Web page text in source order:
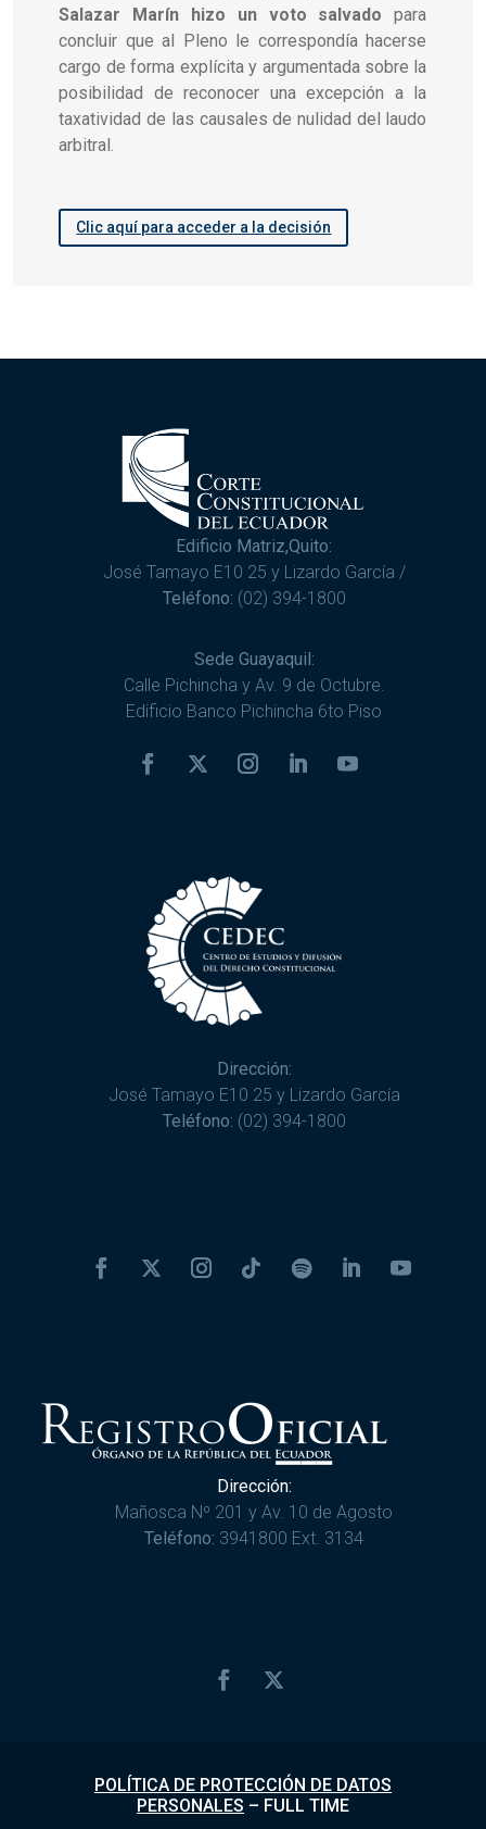
Salazar Marín hizo un voto salvado para
concluir que al Pleno le correspondía hacerse
cargo de forma explícita y argumentada sobre la
posibilidad de reconocer una excepción a la
taxatividad de las causales de nulidad del laudo
arbitral.
Clic aquí para acceder a la decisión
Edificio Matriz,Quito:
José Tamayo E10 25 y Lizardo García /
Teléfono: (02) 394-1800
Sede Guayaquil:
Calle Pichincha y Av. 9 de Octubre.
Edificio Banco Pichincha 6to Piso
Dirección:
José Tamayo E10 25 y Lizardo García
Teléfono: (02) 394-1800
Dirección:
Mañosca Nº 201 y Av. 10 de Agosto
Teléfono: 3941800 Ext. 3134
POLÍTICA DE PROTECCIÓN DE DATOS
PERSONALES – FULL TIME